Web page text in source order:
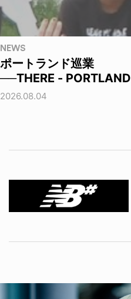
NEWS
ポートランド巡業
──THERE - PORTLAND
2026.08.04